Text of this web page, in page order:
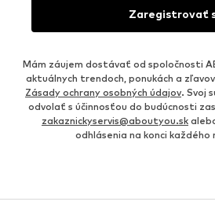
Zaregistrovať
Mám záujem dostávať od spoločnosti
aktuálnych trendoch, ponukách a
Zásady ochrany osobných údajov. Svoj
odvolať s účinnosťou do budúcnosti
zakaznickyservis@aboutyou.sk
odhlásenia na konci